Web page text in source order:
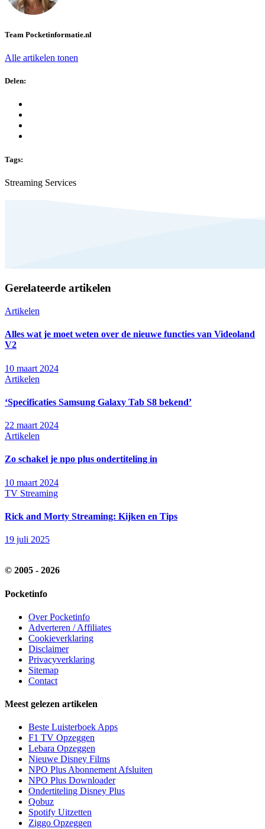
Team Pocketinformatie.nl
Alle artikelen tonen
Delen:
Tags:
Streaming Services
Gerelateerde artikelen
Artikelen
Alles wat je moet weten over de nieuwe functies van Videoland
V2
10 maart 2024
Artikelen
‘Specificaties Samsung Galaxy Tab S8 bekend’
22 maart 2024
Artikelen
Zo schakel je npo plus ondertiteling in
10 maart 2024
TV Streaming
Rick and Morty Streaming: Kijken en Tips
19 juli 2025
© 2005 - 2026
Pocketinfo
Over Pocketinfo
Adverteren / Affiliates
Cookieverklaring
Disclaimer
Privacyverklaring
Sitemap
Contact
Meest gelezen artikelen
Beste Luisterboek Apps
F1 TV Opzeggen
Lebara Opzeggen
Nieuwe Disney Films
NPO Plus Abonnement Afsluiten
NPO Plus Downloader
Ondertiteling Disney Plus
Qobuz
Spotify Uitzetten
Ziggo Opzeggen